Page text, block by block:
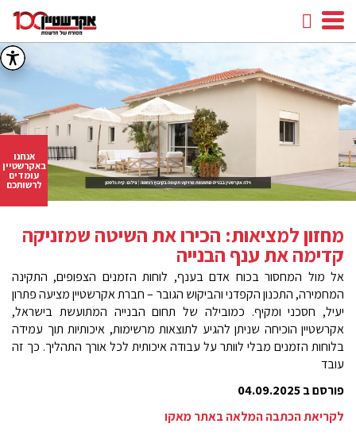
חיפוש
facebook
youtube
instagram
מחזון למציאות: הכירו את השיטה שמזניקה
קדימה את ענף הבנייה
אל מול המחסור בכוח אדם בענף, לוחות הזמנים הצפופים, התקינה
המחמירה, התכנון הקפדני והביקוש הגובר – חברת אקרשטיין מציעה פתרון
יעיל, חסכני ומקיף. כמובילה של תחום הבנייה המתועשת בישראל,
אקרשטיין הוכיחה שניתן להגיע לתוצאות מרשימות, איכותיות תוך עמידה
בלוחות הזמנים מבלי לוותר על עבודה איכותית לכל אורך התהליך. כך זה
עובד
פורסם ב 04.09.2025
לקריאת הכתבה המלאה באתר מאקו
אנחנו
באקרשטיין
עומדים
לרשותכם